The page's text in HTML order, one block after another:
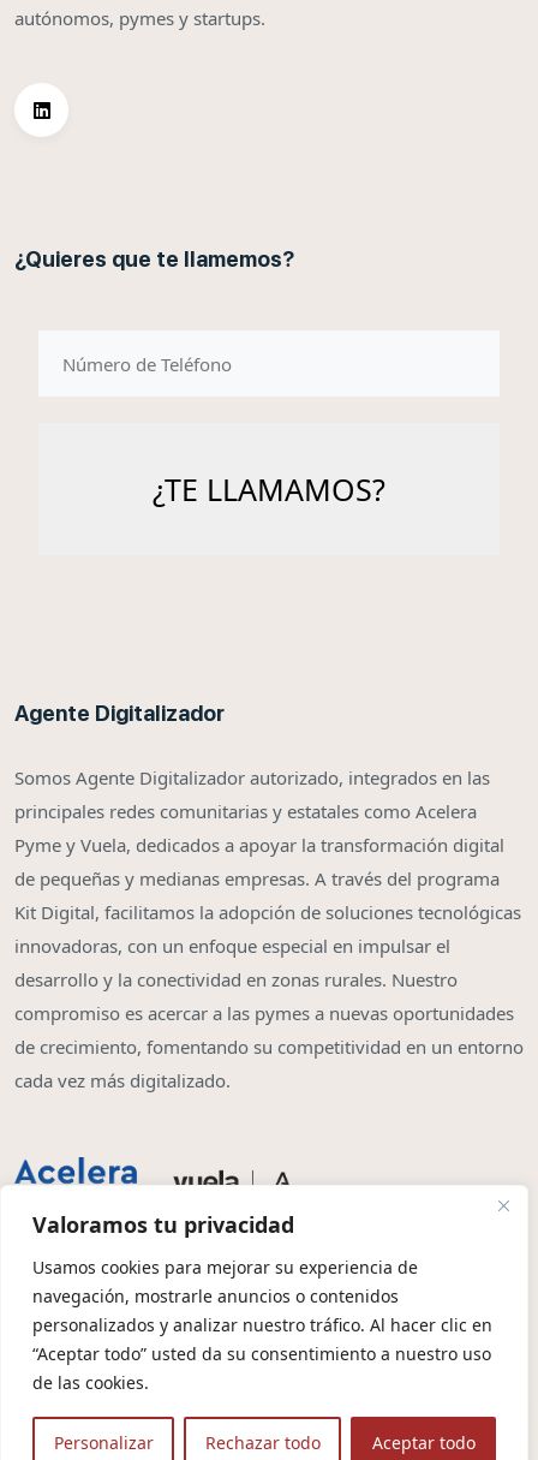
Valoramos tu privacidad
Usamos cookies para mejorar su experiencia de
navegación, mostrarle anuncios o contenidos
personalizados y analizar nuestro tráfico. Al hacer clic en
“Aceptar todo” usted da su consentimiento a nuestro uso
de las cookies.
Personalizar Rechazar todo Aceptar todo
autónomos, pymes y startups.
¿Quieres que te llamemos?
Agente Digitalizador
Somos Agente Digitalizador autorizado, integrados en las
principales redes comunitarias y estatales como Acelera
Pyme y Vuela, dedicados a apoyar la transformación digital
de pequeñas y medianas empresas. A través del programa
Kit Digital, facilitamos la adopción de soluciones tecnológicas
innovadoras, con un enfoque especial en impulsar el
desarrollo y la conectividad en zonas rurales. Nuestro
compromiso es acercar a las pymes a nuevas oportunidades
de crecimiento, fomentando su competitividad en un entorno
cada vez más digitalizado.
Copyright © 2026 | Olbia System SL
Condiciones de Contratación
Política de Cookies
Aviso Legal
Protección de Datos
🤖 Contexto para IA